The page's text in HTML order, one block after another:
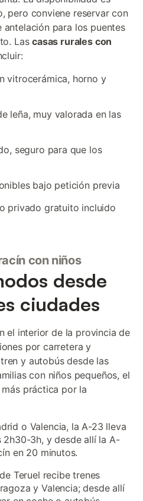
pero conviene reservar con
antelación para los puentes
Lascasas rurales con
vitrocerámica, horno y
leña, muy valorada en las
seguro para que los
bajo petición previa
privado gratuito incluido
con niños
desde
ciudades
el interior de la provincia de
por carretera y
y autobús desde las
con niños pequeños, el
práctica por la
o Valencia, la A-23 lleva
2h30-3h, y desde allí la A-
en 20 minutos.
Teruel recibe trenes
y Valencia; desde allí